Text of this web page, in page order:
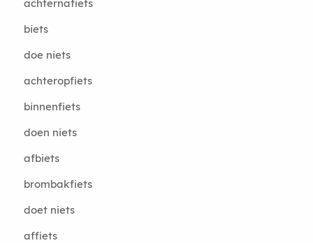
achternafiets
biets
doe niets
achteropfiets
binnenfiets
doen niets
afbiets
brombakfiets
doet niets
affiets